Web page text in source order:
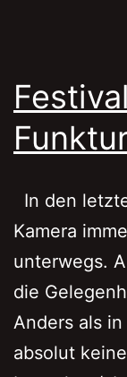
In den
Kamera
unterwegs.
die
Anders als
absolut